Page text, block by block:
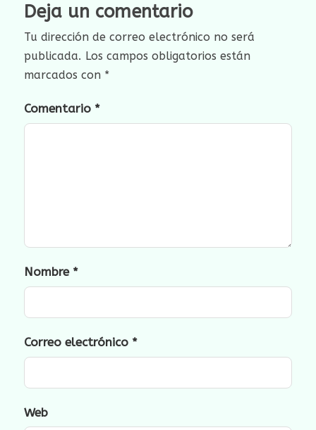
Deja un comentario
Tu dirección de correo electrónico no será
publicada. Los campos obligatorios están
marcados con *
Comentario *
Nombre *
Correo electrónico *
Web